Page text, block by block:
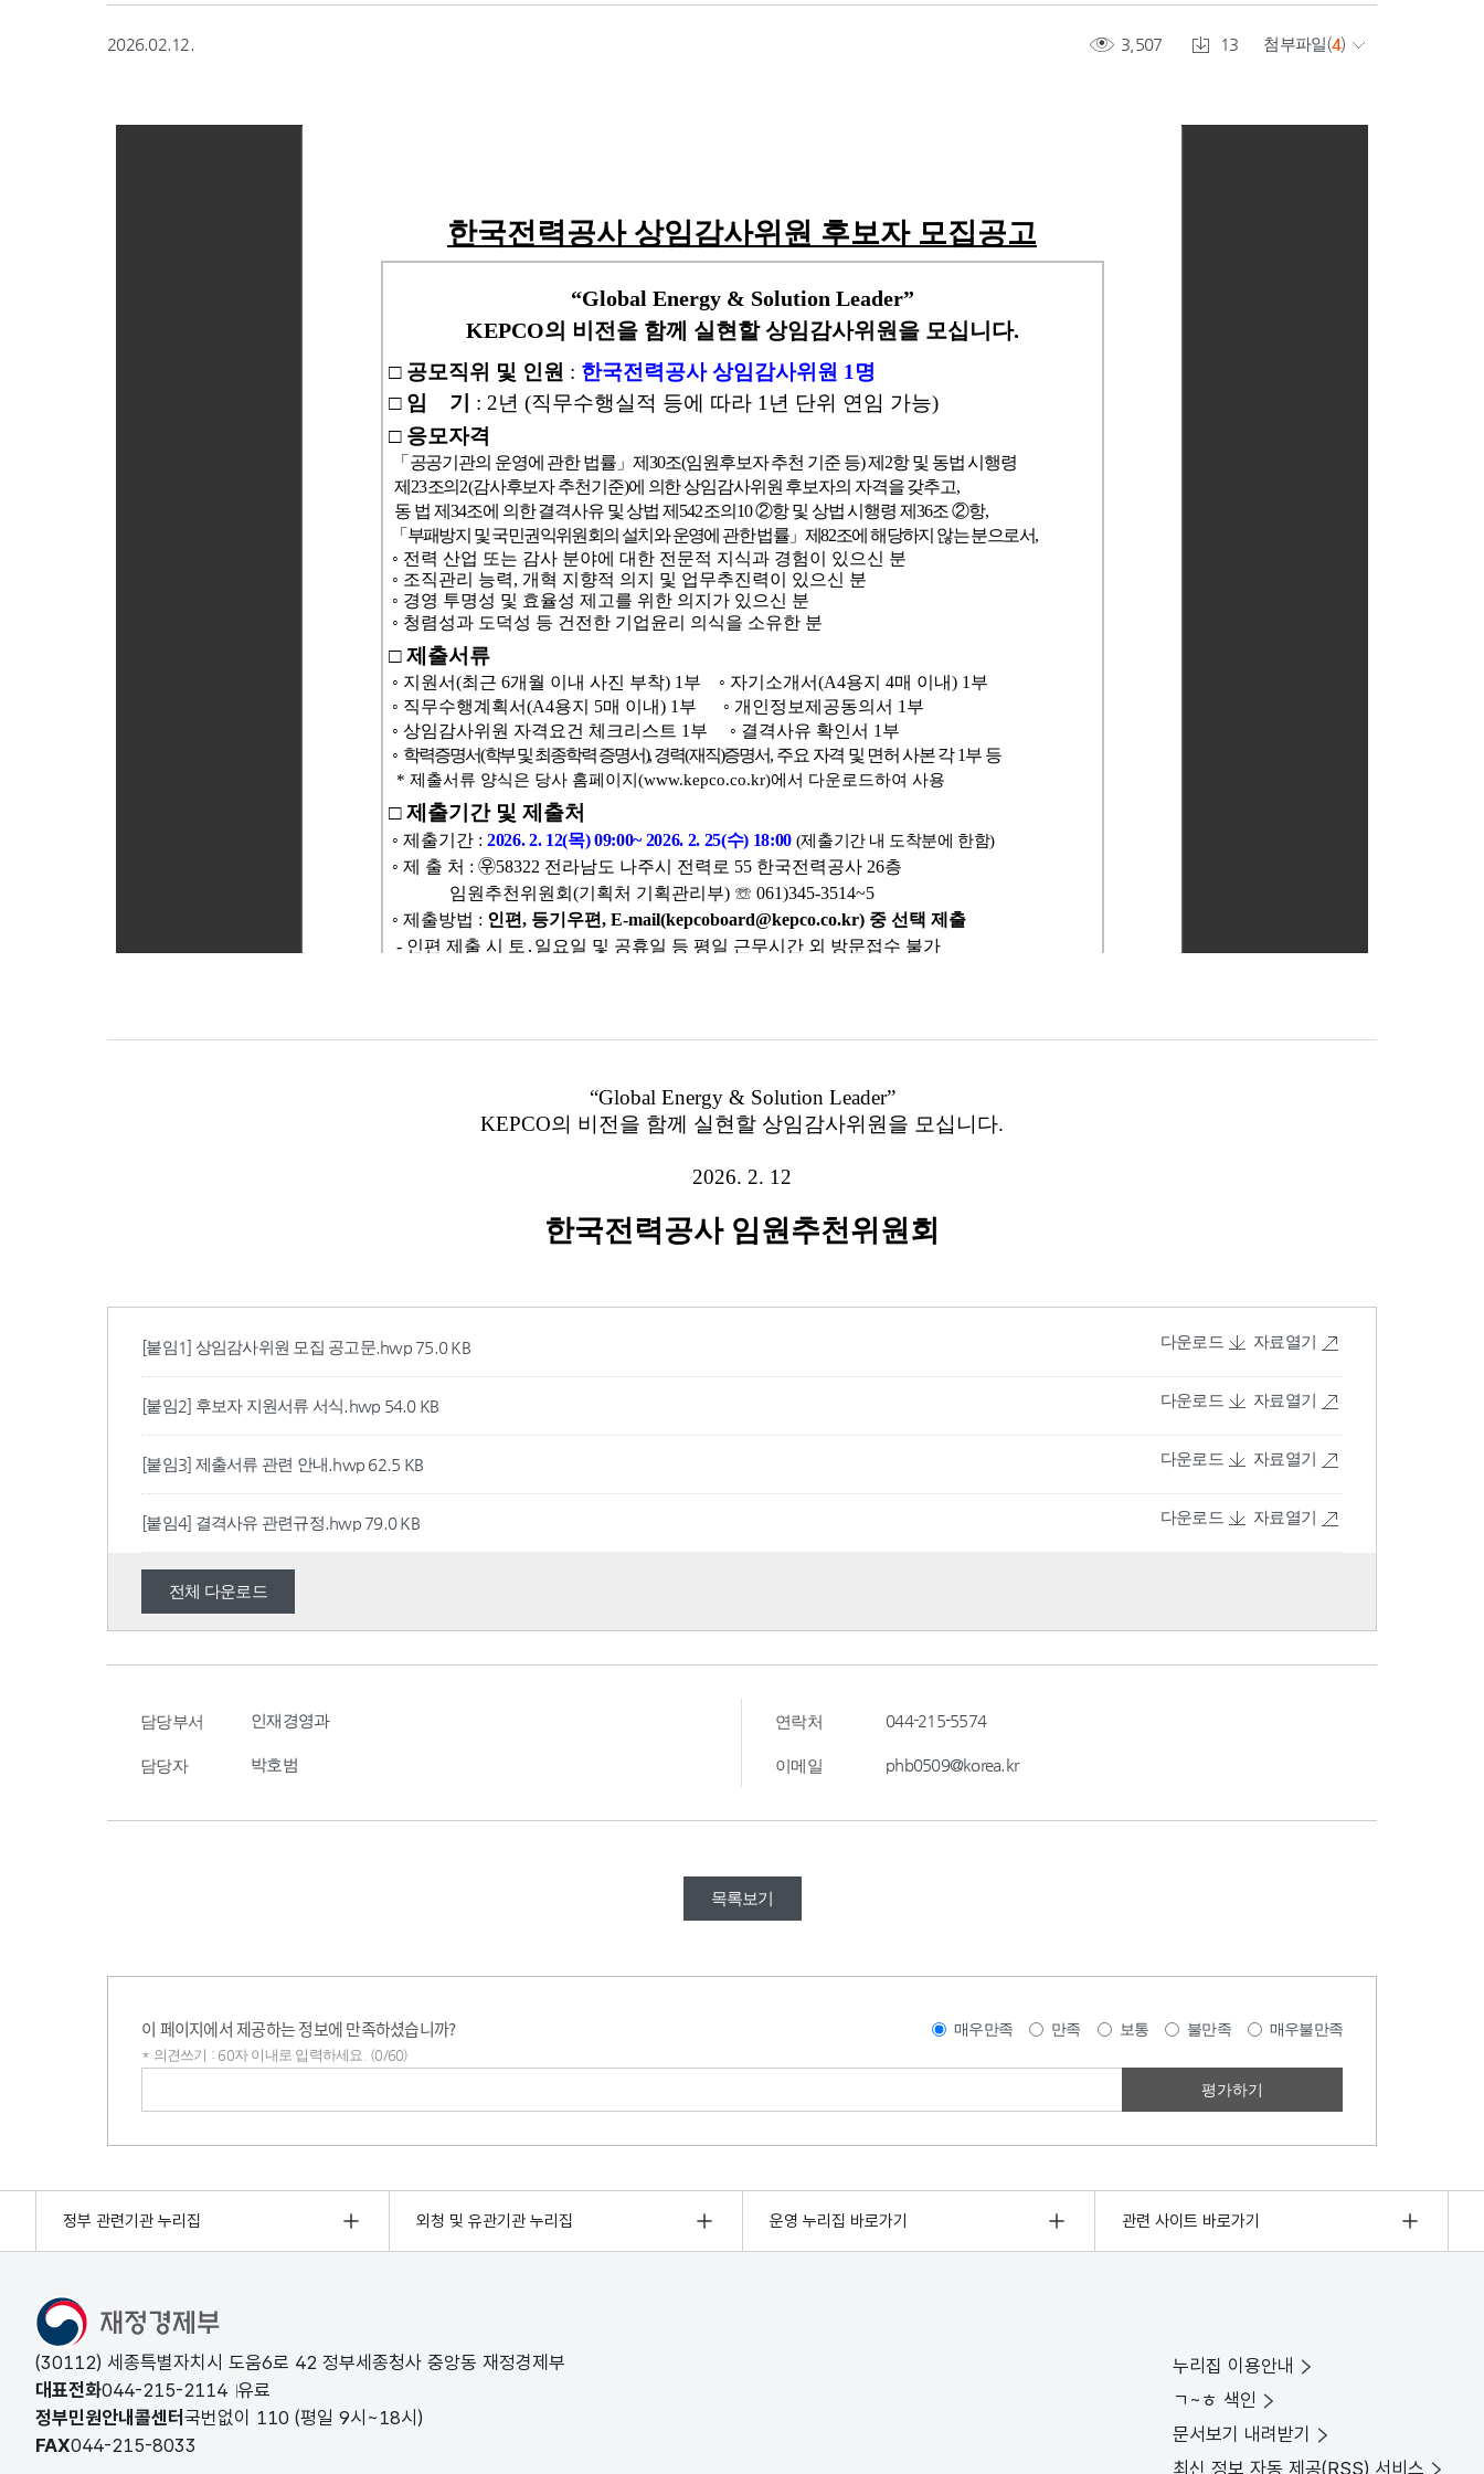
2026.02.12. 3,507 13 첨부파일(4)
[붙임1] 상임감사위원 모집 공고문.hwp 75.0 KB 다운로드 자료열기
[붙임2] 후보자 지원서류 서식.hwp 54.0 KB 다운로드 자료열기
[붙임3] 제출서류 관련 안내.hwp 62.5 KB 다운로드 자료열기
[붙임4] 결격사유 관련규정.hwp 79.0 KB 다운로드 자료열기
전체 다운로드
담당부서 인재경영과 연락처 044-215-5574
담당자 박호범 이메일 phb0509@korea.kr
목록보기
이 페이지에서 제공하는 정보에 만족하셨습니까? 매우만족 만족 보통 불만족 매우불만족
* 의견쓰기 : 60자 이내로 입력하세요. (0/60)
정부 관련기관 누리집 외청 및 유관기관 누리집 운영 누리집 바로가기 관련 사이트 바로가기
(30112) 세종특별자치시 도움6로 42 정부세종청사 중앙동 재정경제부
대표전화044-215-2114 유료
정부민원안내콜센터 국번없이 110 (평일 9시~18시)
FAX044-215-8033
누리집 이용안내
ㄱ~ㅎ 색인
문서보기 내려받기
최신 정보 자동 제공(RSS) 서비스